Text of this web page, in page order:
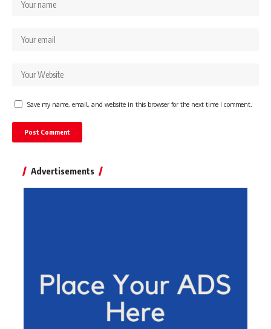
Save my name, email, and website in this browser for the next time I comment.
Advertisements